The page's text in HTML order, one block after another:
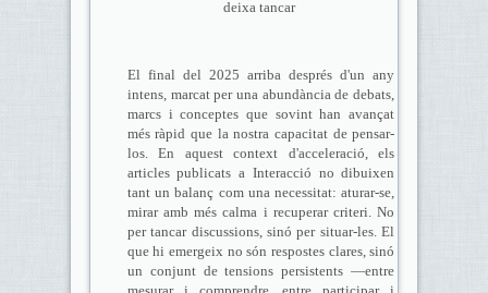
deixa tancar
El final del 2025 arriba després d'un any
intens, marcat per una abundància de debats,
marcs i conceptes que sovint han avançat
més ràpid que la nostra capacitat de pensar-
los. En aquest context d'acceleració, els
articles publicats a Interacció no dibuixen
tant un balanç com una necessitat: aturar-se,
mirar amb més calma i recuperar criteri. No
per tancar discussions, sinó per situar-les. El
que hi emergeix no són respostes clares, sinó
un conjunt de tensions persistents —entre